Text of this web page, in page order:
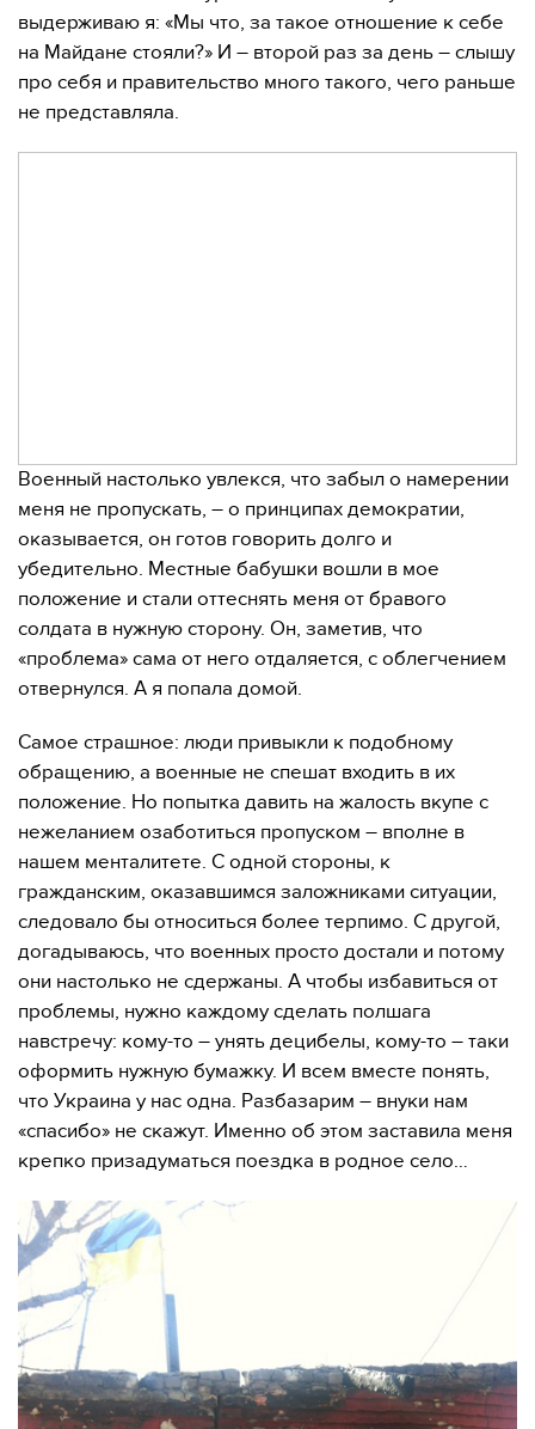
выдерживаю я: «Мы что, за такое отношение к себе
на Майдане стояли?» И – второй раз за день – слышу
про себя и правительство много такого, чего раньше
не представляла.
Военный настолько увлекся, что забыл о намерении
меня не пропускать, – о принципах демократии,
оказывается, он готов говорить долго и
убедительно. Местные бабушки вошли в мое
положение и стали оттеснять меня от бравого
солдата в нужную сторону. Он, заметив, что
«проблема» сама от него отдаляется, с облегчением
отвернулся. А я попала домой.
Самое страшное: люди привыкли к подобному
обращению, а военные не спешат входить в их
положение. Но попытка давить на жалость вкупе с
нежеланием озаботиться пропуском – вполне в
нашем менталитете. С одной стороны, к
гражданским, оказавшимся заложниками ситуации,
следовало бы относиться более терпимо. С другой,
догадываюсь, что военных просто достали и потому
они настолько не сдержаны. А чтобы избавиться от
проблемы, нужно каждому сделать полшага
навстречу: кому-то – унять децибелы, кому-то – таки
оформить нужную бумажку. И всем вместе понять,
что Украина у нас одна. Разбазарим – внуки нам
«спасибо» не скажут. Именно об этом заставила меня
крепко призадуматься поездка в родное село…